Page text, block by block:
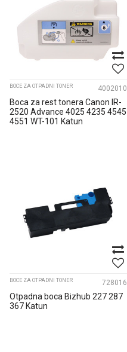
BOCE ZA OTPADNI TONER 4002010
Boca za rest tonera Canon IR-
2520 Advance 4025 4235 4545
4551 WT-101 Katun
BOCE ZA OTPADNI TONER 728016
Otpadna boca Bizhub 227 287
367 Katun